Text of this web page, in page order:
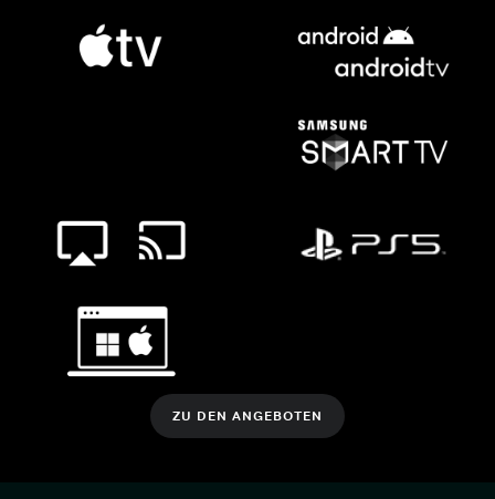
ZU DEN ANGEBOTEN